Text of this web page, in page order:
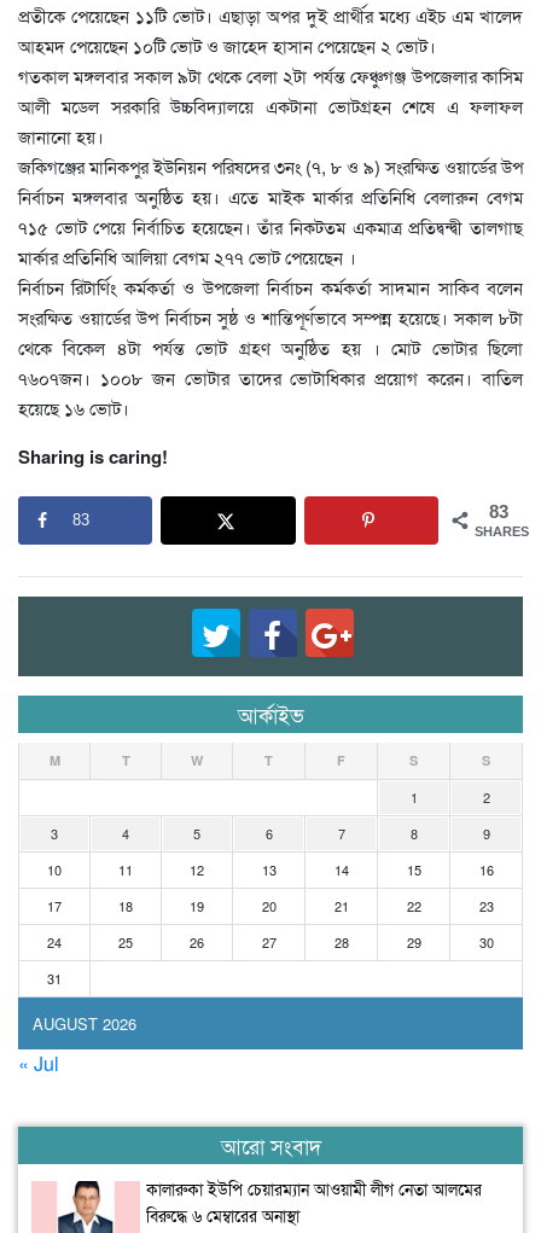
প্রতীকে পেয়েছেন ১১টি ভোট। এছাড়া অপর দুই প্রার্থীর মধ্যে এইচ এম খালেদ
আহমদ পেয়েছেন ১০টি ভোট ও জাহেদ হাসান পেয়েছেন ২ ভোট।
গতকাল মঙ্গলবার সকাল ৯টা থেকে বেলা ২টা পর্যন্ত ফেঞ্চুগঞ্জ উপজেলার কাসিম
আলী মডেল সরকারি উচ্চবিদ্যালয়ে একটানা ভোটগ্রহন শেষে এ ফলাফল
জানানো হয়।
জকিগঞ্জের মানিকপুর ইউনিয়ন পরিষদের ৩নং (৭, ৮ ও ৯) সংরক্ষিত ওয়ার্ডের উপ
নির্বাচন মঙ্গলবার অনুষ্ঠিত হয়। এতে মাইক মার্কার প্রতিনিধি বেলারুন বেগম
৭১৫ ভোট পেয়ে নির্বাচিত হয়েছেন। তাঁর নিকটতম একমাত্র প্রতিদ্বন্দ্বী তালগাছ
মার্কার প্রতিনিধি আলিয়া বেগম ২৭৭ ভোট পেয়েছেন ।
নির্বাচন রিটার্ণিং কর্মকর্তা ও উপজেলা নির্বাচন কর্মকর্তা সাদমান সাকিব বলেন
সংরক্ষিত ওয়ার্ডের উপ নির্বাচন সুষ্ঠ ও শান্তিপূর্ণভাবে সম্পন্ন হয়েছে। সকাল ৮টা
থেকে বিকেল ৪টা পর্যন্ত ভোট গ্রহণ অনুষ্ঠিত হয় । মোট ভোটার ছিলো
৭৬০৭জন। ১০০৮ জন ভোটার তাদের ভোটাধিকার প্রয়োগ করেন। বাতিল
হয়েছে ১৬ ভোট।
Sharing is caring!
83
SHARES
83
আর্কাইভ
AUGUST 2026
M T W T F S S
1
2
3
4 5 6 7 8
9
10
11 12 13 14 15
16
17
18 19 20 21 22
23
24
25 26 27 28 29
30
31
« Jul
আরো সংবাদ
কালারুকা ইউপি চেয়ারম্যান আওয়ামী লীগ নেতা আলমের
বিরুদ্ধে ৬ মেম্বারের অনাস্থা